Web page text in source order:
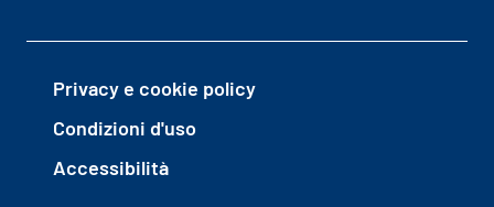
Privacy e cookie policy
Condizioni d'uso
Accessibilità